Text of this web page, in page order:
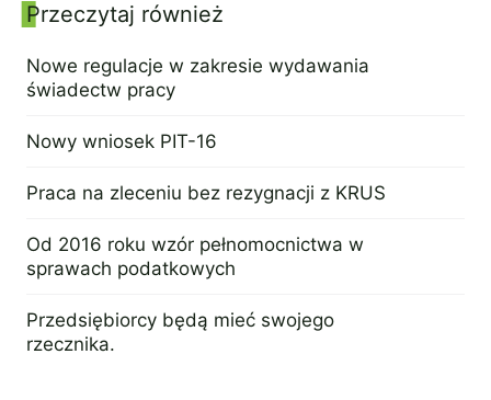
Panel boczny
Przeczytaj również
Nowe regulacje w zakresie wydawania
świadectw pracy
Nowy wniosek PIT-16
Praca na zleceniu bez rezygnacji z KRUS
Od 2016 roku wzór pełnomocnictwa w
sprawach podatkowych
Przedsiębiorcy będą mieć swojego
rzecznika.